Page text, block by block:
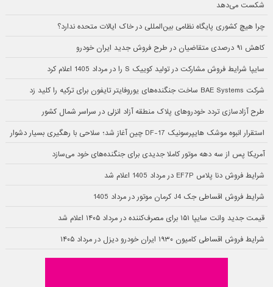
شکست می‌دهد
چرا هیچ کشوری پایگاه نظامی بین‌المللی در خاک ایالات متحده ندارد؟
کاهش ۹۱ درصدی متقاضیان در طرح فروش جدید ایران خودرو
سایپا شرایط فروش مشارکت در تولید کوییک S را در مرداد 1405 اعلام کرد
شرکت BAE Systems ساخت جنگنده‌های یوروفایتر تایفون برای ترکیه را کلید زد
طرح آزادسازی تردد خودروهای پلاک منطقه آزاد انزلی در سراسر شمال کشور
استقرار انبوه موشک هایپرسونیک DF-17 چین آغاز شد؛ سلاحی با رهگیری بسیار دشوار
آمریکا پس از سه دهه موتور کاملا جدیدی برای جنگنده‌های خود می‌سازد
شرایط فروش دنا پلاس EF7P در مرداد 1405 اعلام شد
شرایط فروش اقساطی جک J4 کرمان موتور در مرداد 1405
قیمت جدید وانت سایپا ۱۵۱ برای مصرف‌کننده در مرداد ۱۴۰۵ اعلام شد
شرایط فروش اقساطی کامیون ۱۹۳۰ ایران خودرو دیزل در مرداد ۱۴۰۵